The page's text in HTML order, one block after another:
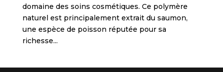
domaine des soins cosmétiques. Ce polymère
naturel est principalement extrait du saumon,
une espèce de poisson réputée pour sa
richesse...